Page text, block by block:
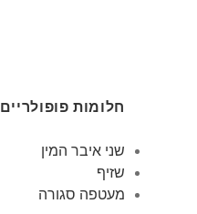
חלומות פופולריים
שני איבר המין
שזיף
מעטפה סגורה